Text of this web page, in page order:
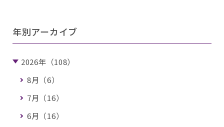
年別アーカイブ
2026年（108）
8月（6）
7月（16）
6月（16）